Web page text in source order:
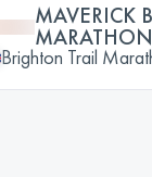
MAVERICK
MARATHON
Brighton Trail